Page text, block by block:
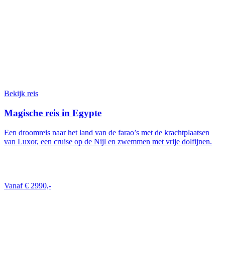
Bekijk reis
Magische reis in Egypte
Een droomreis naar het land van de farao’s met de krachtplaatsen
van Luxor, een cruise op de Nijl en zwemmen met vrije dolfijnen.
Vanaf € 2990,-